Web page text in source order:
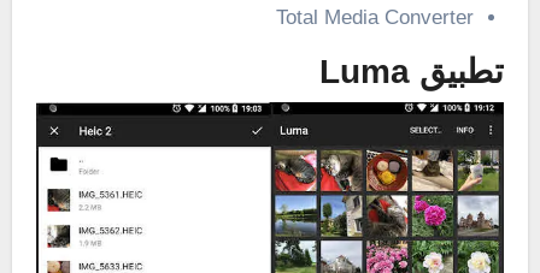
Total Media Converter
تطبيق Luma